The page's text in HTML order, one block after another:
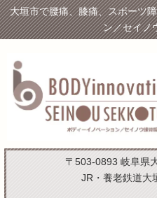
大垣市で腰痛、膝痛、スポーツ
ン／セイノ
〒503-0893 岐阜県
JR・養老鉄道大